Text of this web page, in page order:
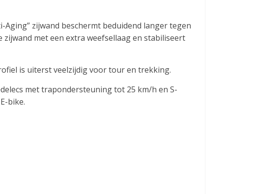
zijwand beschermt beduidend langer tegen
met een extra weefsellaag en stabiliseert
is uiterst veelzijdig voor tour en trekking.
met trapondersteuning tot 25 km/h en S-
bike.